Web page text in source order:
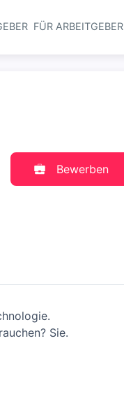
FÜR ARBEITGEBER
Bewerben
Sie.